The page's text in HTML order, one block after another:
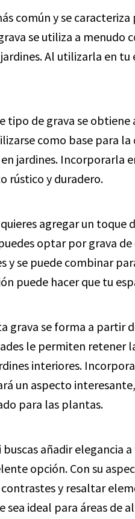
común y se
se utiliza a
Al utilizarla en
tipo de grava se
como base para
jardines. Incorporarla
rústico y duradero.
quieres agregar un toque
optar por grava
y se puede combinar
puede hacer que tu
grava se forma a partir
le permiten retener
interiores.
un aspecto
para las plantas.
buscas añadir elegancia
opción. Con su
y resaltar
sea ideal para áreas de